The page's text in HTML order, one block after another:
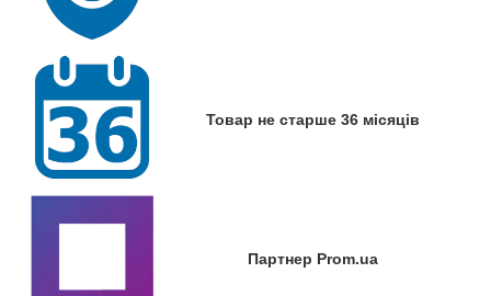
Товар не старше 36 місяців
Партнер Prom.ua